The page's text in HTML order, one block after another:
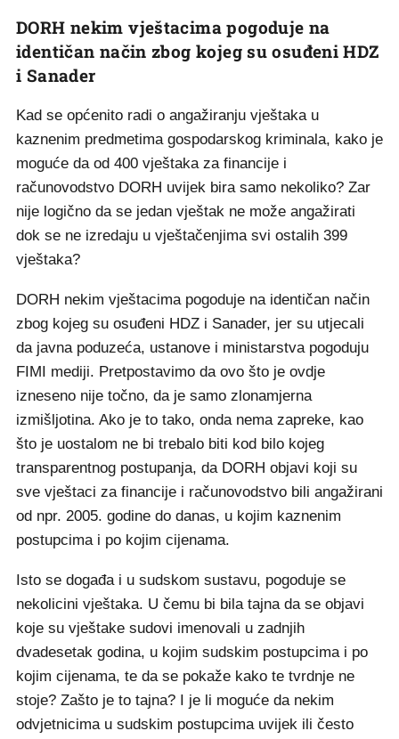
DORH nekim vještacima pogoduje na
identičan način zbog kojeg su osuđeni HDZ
i Sanader
Kad se općenito radi o angažiranju vještaka u
kaznenim predmetima gospodarskog kriminala, kako je
moguće da od 400 vještaka za financije i
računovodstvo DORH uvijek bira samo nekoliko? Zar
nije logično da se jedan vještak ne može angažirati
dok se ne izredaju u vještačenjima svi ostalih 399
vještaka?
DORH nekim vještacima pogoduje na identičan način
zbog kojeg su osuđeni HDZ i Sanader, jer su utjecali
da javna poduzeća, ustanove i ministarstva pogoduju
FIMI mediji. Pretpostavimo da ovo što je ovdje
izneseno nije točno, da je samo zlonamjerna
izmišljotina. Ako je to tako, onda nema zapreke, kao
što je uostalom ne bi trebalo biti kod bilo kojeg
transparentnog postupanja, da DORH objavi koji su
sve vještaci za financije i računovodstvo bili angažirani
od npr. 2005. godine do danas, u kojim kaznenim
postupcima i po kojim cijenama.
Isto se događa i u sudskom sustavu, pogoduje se
nekolicini vještaka. U čemu bi bila tajna da se objavi
koje su vještake sudovi imenovali u zadnjih
dvadesetak godina, u kojim sudskim postupcima i po
kojim cijenama, te da se pokaže kako te tvrdnje ne
stoje? Zašto je to tajna? I je li moguće da nekim
odvjetnicima u sudskim postupcima uvijek ili često